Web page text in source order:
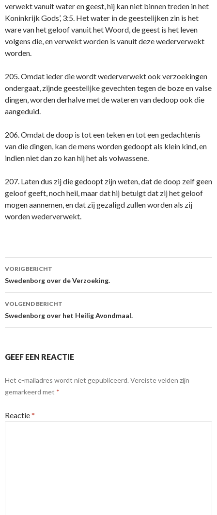
verwekt vanuit water en geest, hij kan niet binnen treden in het
Koninkrijk Gods’, 3:5. Het water in de geestelijken zin is het
ware van het geloof vanuit het Woord, de geest is het leven
volgens die, en verwekt worden is vanuit deze wederverwekt
worden.
205. Omdat ieder die wordt wederverwekt ook verzoekingen
ondergaat, zijnde geestelijke gevechten tegen de boze en valse
dingen, worden derhalve met de wateren van dedoop ook die
aangeduid.
206. Omdat de doop is tot een teken en tot een gedachtenis
van die dingen, kan de mens worden gedoopt als klein kind, en
indien niet dan zo kan hij het als volwassene.
207. Laten dus zij die gedoopt zijn weten, dat de doop zelf geen
geloof geeft, noch heil, maar dat hij betuigt dat zij het geloof
mogen aannemen, en dat zij gezaligd zullen worden als zij
worden wederverwekt.
Berichtnavigatie
VORIG BERICHT
Swedenborg over de Verzoeking.
VOLGEND BERICHT
Swedenborg over het Heilig Avondmaal.
GEEF EEN REACTIE
Het e-mailadres wordt niet gepubliceerd. Vereiste velden zijn
gemarkeerd met *
Reactie*